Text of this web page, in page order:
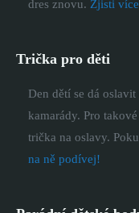
dres znovu. Zjisti
Trička pro děti
Den dětí se dá
kamarády. Pro
trička na oslavy.
na ně podívej!